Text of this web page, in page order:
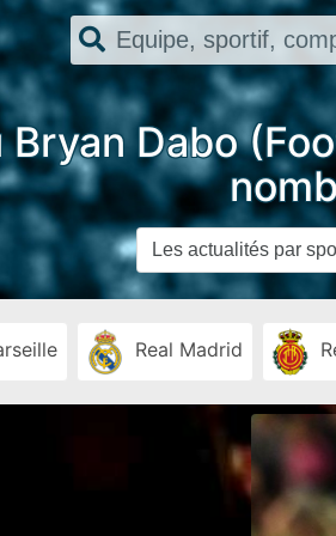
Dabo
Real Madrid